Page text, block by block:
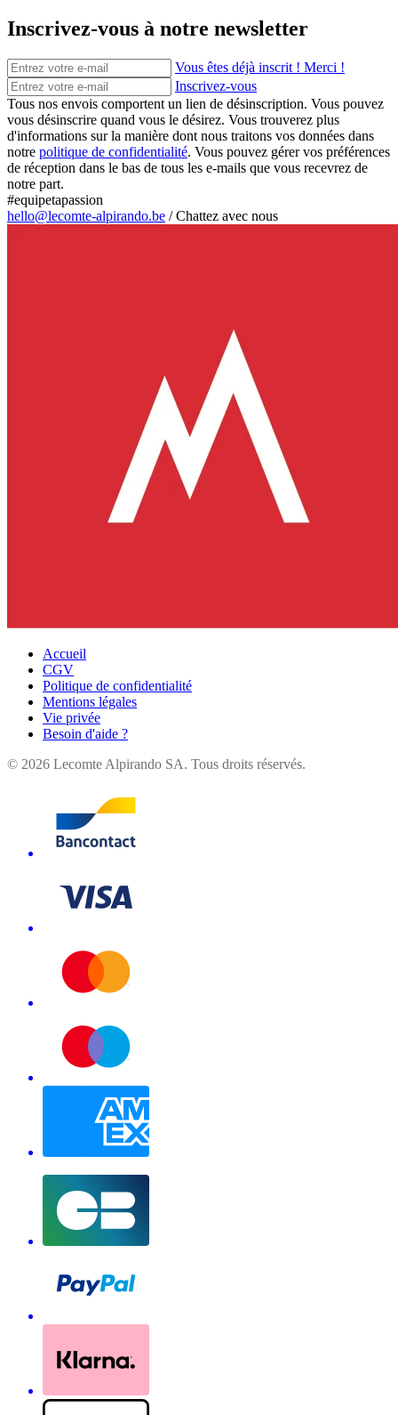
Inscrivez-vous à notre newsletter
Vous êtes déjà inscrit ! Merci !
Inscrivez-vous
Tous nos envois comportent un lien de désinscription. Vous pouvez
vous désinscrire quand vous le désirez. Vous trouverez plus
d'informations sur la manière dont nous traitons vos données dans
notre politique de confidentialité. Vous pouvez gérer vos préférences
de réception dans le bas de tous les e-mails que vous recevrez de
notre part.
#equipetapassion
hello@lecomte-alpirando.be /Chattez avec nous
Accueil
CGV
Politique de confidentialité
Mentions légales
Vie privée
Besoin d'aide ?
© 2026 Lecomte Alpirando SA. Tous droits réservés.